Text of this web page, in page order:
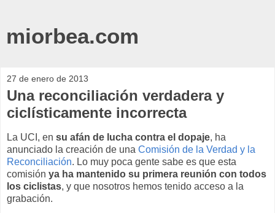
miorbea.com
27 de enero de 2013
Una reconciliación verdadera y
ciclísticamente incorrecta
La UCI, en su afán de lucha contra el dopaje, ha
anunciado la creación de una Comisión de la Verdad y la
Reconciliación. Lo muy poca gente sabe es que esta
comisión ya ha mantenido su primera reunión con todos
los ciclistas, y que nosotros hemos tenido acceso a la
grabación.